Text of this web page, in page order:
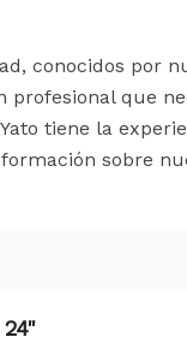
conocidos por
profesional que
tiene la
sobre